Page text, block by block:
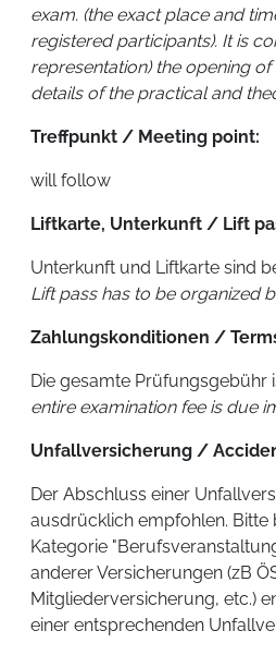
exam. (the exact place and
registered participants). It is
representation) the opening
details of the practical and
Treffpunkt / Meeting point:
will follow
Liftkarte, Unterkunft / Lift
Unterkunft und Liftkarte sind
Lift pass has to be organized
Zahlungskonditionen /
Die gesamte
entire examination fee is due
Unfallversicherung /
Der Abschluss einer
ausdrücklich empfohlen.
Kategorie
anderer Versicherungen (zB
Mitgliederversicherung, etc.)
einer entsprechenden